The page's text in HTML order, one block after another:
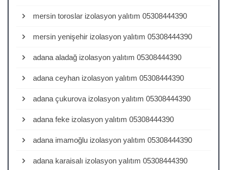
mersin toroslar izolasyon yalıtım 05308444390
mersin yenişehir izolasyon yalıtım 05308444390
adana aladağ izolasyon yalıtım 05308444390
adana ceyhan izolasyon yalıtım 05308444390
adana çukurova izolasyon yalıtım 05308444390
adana feke izolasyon yalıtım 05308444390
adana imamoğlu izolasyon yalıtım 05308444390
adana karaisalı izolasyon yalıtım 05308444390